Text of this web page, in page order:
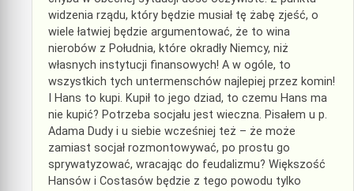
widzenia rządu, który będzie musiał tę żabę zjeść, o
wiele łatwiej będzie argumentować, że to wina
nierobów z Południa, które okradły Niemcy, niż
własnych instytucji finansowych! A w ogóle, to
wszystkich tych untermenschów najlepiej przez komin!
I Hans to kupi. Kupił to jego dziad, to czemu Hans ma
nie kupić? Potrzeba socjału jest wieczna. Pisałem u p.
Adama Dudy i u siebie wcześniej też – że może
zamiast socjał rozmontowywać, po prostu go
sprywatyzować, wracając do feudalizmu? Większość
Hansów i Costasów będzie z tego powodu tylko